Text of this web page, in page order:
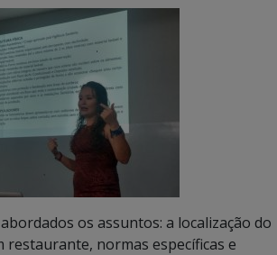
os assuntos: a localização do
restaurante, normas específicas e